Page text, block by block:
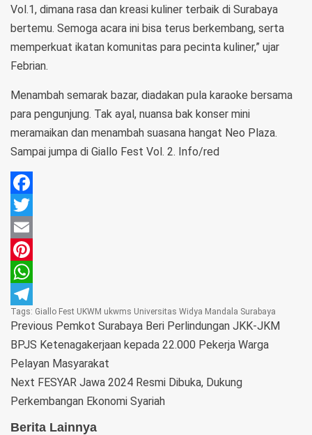
Vol.1, dimana rasa dan kreasi kuliner terbaik di Surabaya
bertemu. Semoga acara ini bisa terus berkembang, serta
memperkuat ikatan komunitas para pecinta kuliner,” ujar
Febrian.
Menambah semarak bazar, diadakan pula karaoke bersama
para pengunjung. Tak ayal, nuansa bak konser mini
meramaikan dan menambah suasana hangat Neo Plaza.
Sampai jumpa di Giallo Fest Vol. 2. Info/red
Facebook
Twitter
Email
Pinterest
WhatsApp
Telegram
Tags: Giallo Fest UKWM ukwms Universitas Widya Mandala Surabaya
Previous Pemkot Surabaya Beri Perlindungan JKK-JKM
BPJS Ketenagakerjaan kepada 22.000 Pekerja Warga
Pelayan Masyarakat
Next FESYAR Jawa 2024 Resmi Dibuka, Dukung
Perkembangan Ekonomi Syariah
Berita Lainnya